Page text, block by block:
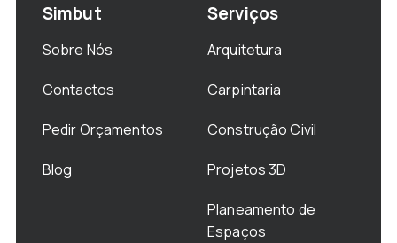
Simbut
Sobre Nós
Contactos
Pedir Orçamentos
Blog
Serviços
Arquitetura
Carpintaria
Construção Civil
Projetos 3D
Planeamento de
Espaços